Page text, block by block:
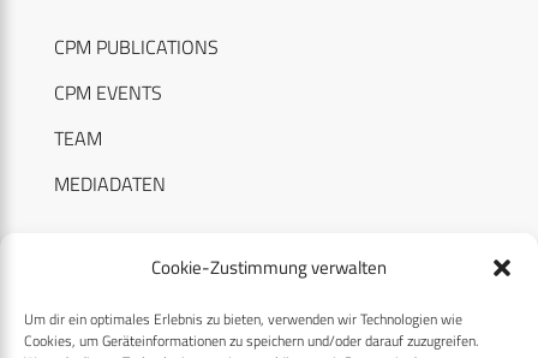
Cookie-Zustimmung verwalten
Um dir ein optimales Erlebnis zu bieten, verwenden wir Technologien wie
Cookies, um Geräteinformationen zu speichern und/oder darauf zuzugreifen.
CPM PUBLICATIONS
CPM EVENTS
TEAM
MEDIADATEN
RECHTLICHES